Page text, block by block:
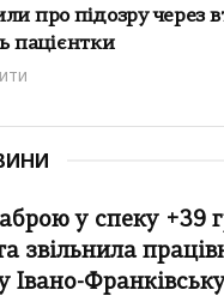
про підозру через
пацієнтки
у спеку +39
звільнила
Івано-